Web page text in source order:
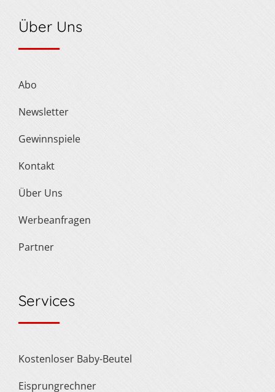
Über Uns
Abo
Newsletter
Gewinnspiele
Kontakt
Über Uns
Werbeanfragen
Partner
Services
Kostenloser Baby-Beutel
Eisprungrechner